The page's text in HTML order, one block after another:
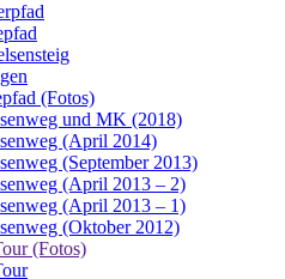
(Fotos)
und MK (2018)
(April 2014)
(September 2013)
(April 2013 – 2)
(April 2013 – 1)
(Oktober 2012)
(Fotos)